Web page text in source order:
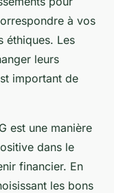
à vos
éthiques. Les
leurs
important de
est une manière
dans le
financier. En
les bons